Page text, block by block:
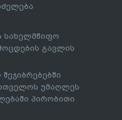
სახელმწიფო
გავლის
უმაღლეს
პირობითი